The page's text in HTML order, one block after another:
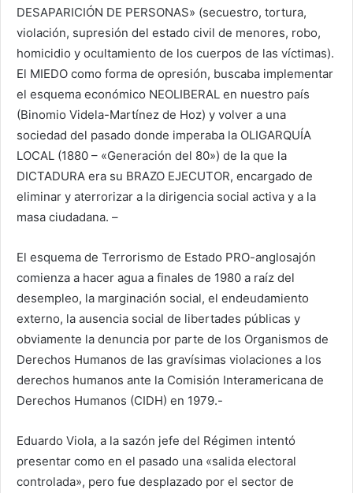
DESAPARICIÓN DE PERSONAS» (secuestro, tortura,
violación, supresión del estado civil de menores, robo,
homicidio y ocultamiento de los cuerpos de las víctimas).
El MIEDO como forma de opresión, buscaba implementar
el esquema económico NEOLIBERAL en nuestro país
(Binomio Videla-Martínez de Hoz) y volver a una
sociedad del pasado donde imperaba la OLIGARQUÍA
LOCAL (1880 – «Generación del 80») de la que la
DICTADURA era su BRAZO EJECUTOR, encargado de
eliminar y aterrorizar a la dirigencia social activa y a la
masa ciudadana. –
El esquema de Terrorismo de Estado PRO-anglosajón
comienza a hacer agua a finales de 1980 a raíz del
desempleo, la marginación social, el endeudamiento
externo, la ausencia social de libertades públicas y
obviamente la denuncia por parte de los Organismos de
Derechos Humanos de las gravísimas violaciones a los
derechos humanos ante la Comisión Interamericana de
Derechos Humanos (CIDH) en 1979.-
Eduardo Viola, a la sazón jefe del Régimen intentó
presentar como en el pasado una «salida electoral
controlada», pero fue desplazado por el sector de